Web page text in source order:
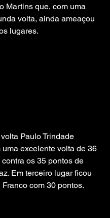
Martins que, com uma
volta, ainda ameaçou
lugares.
Paulo Trindade
uma excelente volta de 36
os 35 pontos de
Em terceiro lugar ficou
com 30 pontos.